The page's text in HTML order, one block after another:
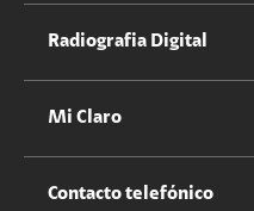
Claro club
Propietario terreno antenas
Cotizador servicios móviles
Radiografia Digital
Mi Claro
Iniciar sesión
Contacto telefónico